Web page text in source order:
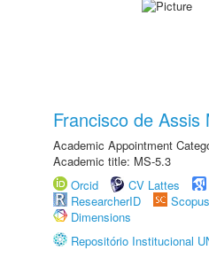
Francisco de Assis
Academic Appointment
Academic title: MS-5.3
Orcid
CV Lattes
ResearcherID
Scopus
Dimensions
Repositório Institucional